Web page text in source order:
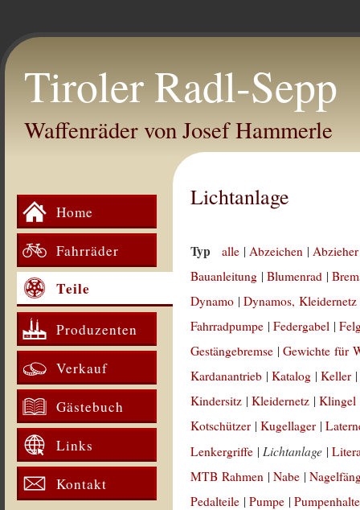
Tiroler Radl-Sepp
Waffenräder von Josef Hammerle
Home
Fahrräder
Teile
Produzenten
Verkauf
Gästebuch
Links
Kontakt
Lichtanlage
Typ alle |Abzeichen |
Bauanleitung |Blumenrad |
Dynamo |Dynamos, Kleidernetz
Fahrradpumpe |Federgabel |
Gestängebremse |Gewichte für
Kardanantrieb |Katalog |Keller
Kindersitz |Kleidernetz |Klingel
Kotschützer |Kugellager |
Lenkergriffe |Lichtanlage |
MTB Rahmen |Nabe |
Pedalteile |Pumpe |